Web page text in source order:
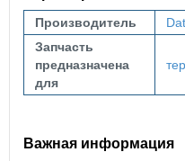
Производитель
Запчасть
предназначена
для
Важная информация